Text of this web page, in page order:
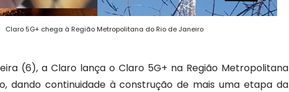
Claro 5G+ chega à Região Metropolitana do Rio de Janeiro
(6), a Claro lança o Claro 5G+ na Região Metropolitana
dando continuidade à construção de mais uma etapa da